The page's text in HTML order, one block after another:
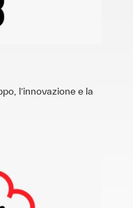
l’innovazione e la